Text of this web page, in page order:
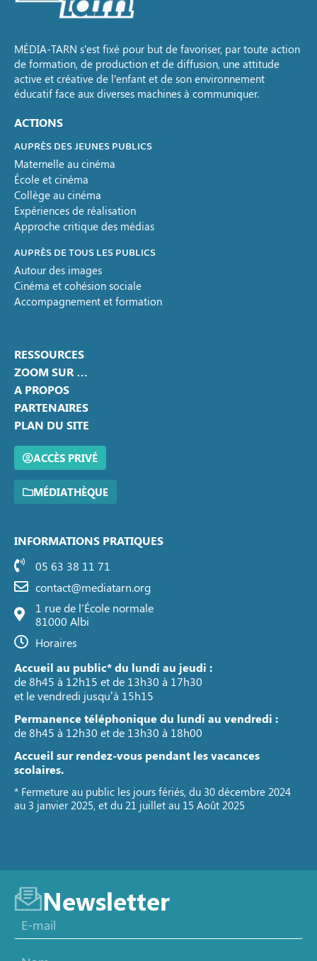
MÉDIA-TARN s’est fixé pour but de favoriser, par toute action
de formation, de production et de diffusion, une attitude
active et créative de l’enfant et de son environnement
éducatif face aux diverses machines à communiquer.
ACTIONS
AUPRÈS DES JEUNES PUBLICS
Maternelle au cinéma
École et cinéma
Collège au cinéma
Expériences de réalisation
Approche critique des médias
AUPRÈS DE TOUS LES PUBLICS
Autour des images
Cinéma et cohésion sociale
Accompagnement et formation
RESSOURCES
ZOOM SUR …
A PROPOS
PARTENAIRES
PLAN DU SITE
ACCÈS PRIVÉ
MÉDIATHÈQUE
INFORMATIONS PRATIQUES
05 63 38 11 71
contact@mediatarn.org
1 rue de l'École normale
81000 Albi
Horaires
Accueil au public* du lundi au jeudi :
de 8h45 à 12h15 et de 13h30 à 17h30
et le vendredi jusqu’à 15h15
Permanence téléphonique du lundi au vendredi :
de 8h45 à 12h30 et de 13h30 à 18h00
Accueil sur rendez-vous pendant les vacances
scolaires.
* Fermeture au public les jours fériés, du 30 décembre 2024
au 3 janvier 2025, et du 21 juillet au 15 Août 2025
Newsletter